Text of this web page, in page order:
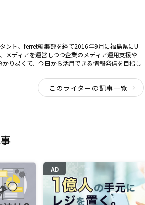
ント、ferret編集部を経て2016年9月に福島県にU
メディアを運営しつつ企業のメディア運用支援や
易くて、今日から活用できる情報発信を目指し
このライターの記事一覧
AD